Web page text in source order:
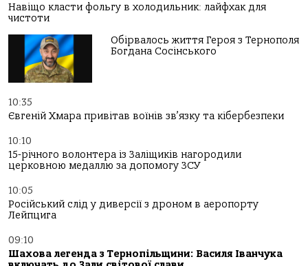
Навіщо класти фольгу в холодильник: лайфхак для
чистоти
Обірвалось життя Героя з Тернополя
Богдана Сосінського
10:35
Євгеній Хмара привітав воїнів зв’язку та кібербезпеки
10:10
15-річного волонтера із Заліщиків нагородили
церковною медаллю за допомогу ЗСУ
10:05
Російський слід у диверсії з дроном в аеропорту
Лейпцига
09:10
Шахова легенда з Тернопільщини: Василя Іванчука